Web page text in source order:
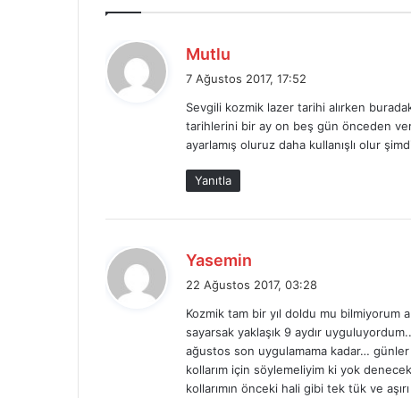
Mutlu
i
k
i
:
7 Ağustos 2017, 17:52
Sevgili kozmik lazer tarihi alırken
tarihlerini bir ay on beş gün önceden
ayarlamış oluruz daha kullanışlı olur
Yanıtla
Yasemin
i
k
i
22 Ağustos 2017, 03:28
Kozmik tam bir yıl doldu mu bilmiyorum
sayarsak yaklaşık 9 aydır
ağustos son uygulamama kadar…
kollarım için söylemeliyim ki yok
kollarımın önceki hali gibi tek tük ve